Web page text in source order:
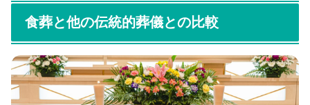
食葬と他の伝統的葬儀との比較